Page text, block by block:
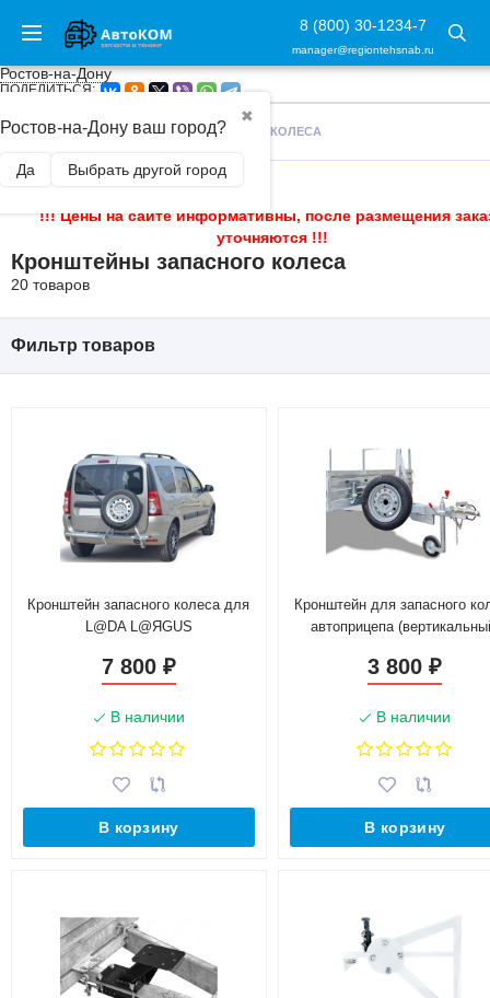
8 (800) 30-1234-7
manager@regiontehsnab.ru
Ростов-на-Дону
✖
Ростов-на-Дону ваш город?
Да Выбрать другой город
ПОДЕЛИТЬСЯ:
ГЛАВНАЯ / КРОНШТЕЙНЫ ЗАПАСНОГО КОЛЕСА
!!! Цены на сайте информативны, после размещения
уточняются !!!
Кронштейны запасного колеса
20 товаров
Фильтр товаров
Кронштейн запасного колеса для
L@DA L@ЯGUS
7 800 ₽
В наличии
В корзину
Кронштейн для запасного
автоприцепа
3 800₽
В наличии
В корзину